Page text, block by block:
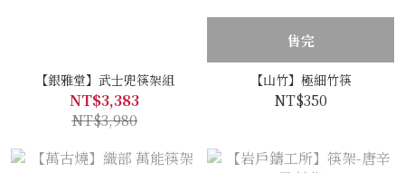
【銀雅堂】武士兜筷架組
NT$3,383
NT$3,980
售完
【山竹】極細竹筷
NT$350